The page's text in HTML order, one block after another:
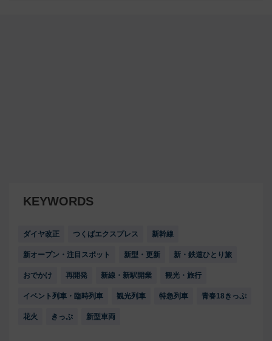
KEYWORDS
ダイヤ改正 つくばエクスプレス 新幹線
新オープン・注目スポット 新型・更新 新・鉄道ひとり旅
おでかけ 再開発 新線・新駅開業 観光・旅行
イベント列車・臨時列車 観光列車 特急列車 青春18きっぷ
花火 きっぷ 新型車両